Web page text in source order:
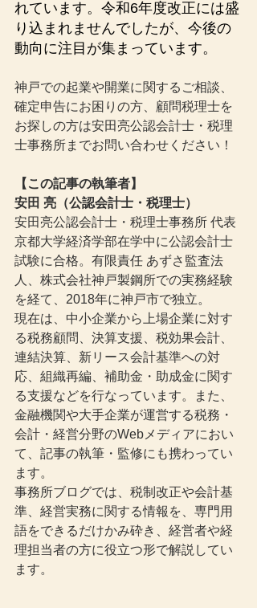
れています。令和6年度改正には盛
り込まれませんでしたが、今後の
動向に注目が集まっています。
神戸での起業や開業に関するご相談、
確定申告にお困りの方、顧問税理士を
お探しの方は安田亮公認会計士・税理
士事務所までお問い合わせください！
【この記事の執筆者】
安田 亮（公認会計士・税理士）
安田亮公認会計士・税理士事務所 代表
京都大学経済学部在学中に公認会計士
試験に合格。有限責任 あずさ監査法
人、株式会社神戸製鋼所での実務経験
を経て、2018年に神戸市で独立。
現在は、中小企業から上場企業に対す
る税務顧問、決算支援、税効果会計、
連結決算、新リース会計基準への対
応、組織再編、補助金・助成金に関す
る支援などを行なっています。また、
金融機関や大手企業が運営する税務・
会計・経営分野のWebメディアにおい
て、記事の執筆・監修にも携わってい
ます。
事務所ブログでは、税制改正や会計基
準、経営実務に関する情報を、専門用
語をできるだけかみ砕き、経営者や経
理担当者の方に役立つ形で解説してい
ます。